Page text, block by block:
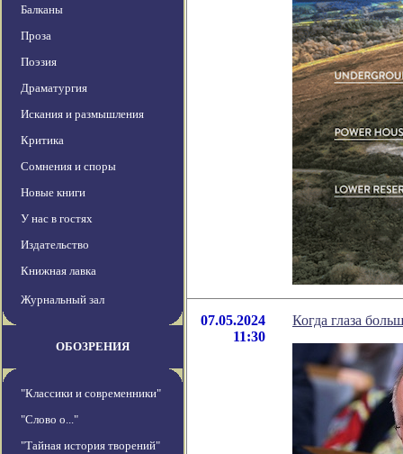
Балканы
Проза
Поэзия
Драматургия
Искания и размышления
Критика
Сомнения и споры
Новые книги
У нас в гостях
Издательство
Книжная лавка
Журнальный зал
ОБОЗРЕНИЯ
"Классики и современники"
"Слово о..."
"Тайная история творений"
07.05.2024
11:30
Когда глаза